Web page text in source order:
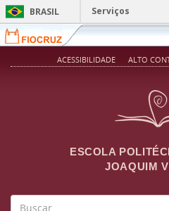
Pular para o conteúdo principal
BRASIL
Serviços
ACESSIBILIDADE ALTO
ESCOLA
JOAQUIM